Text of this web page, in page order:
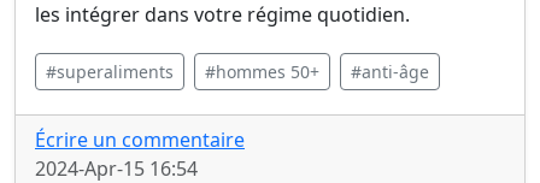
les intégrer dans votre régime quotidien.
#superaliments #hommes 50+ #anti-âge
Écrire un commentaire
2024-Apr-15 16:54